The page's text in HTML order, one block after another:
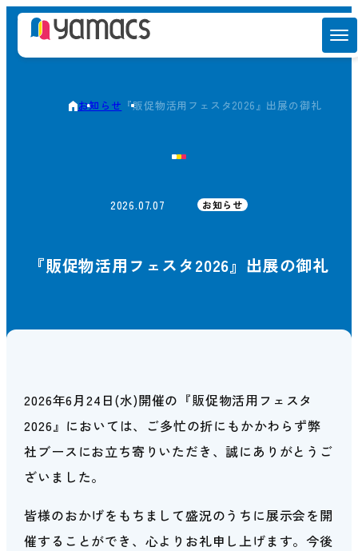
お知らせ 『販促物活用フェスタ2026』出展の御礼
2026.07.07 お知らせ
『販促物活用フェスタ2026』出展の御礼
2026年6月24日(水)開催の『販促物活用フェスタ
2026』においては、ご多忙の折にもかかわらず弊
社ブースにお立ち寄りいただき、誠にありがとうご
ざいました。
皆様のおかげをもちまして盛況のうちに展示会を開
催することができ、心よりお礼申し上げます。今後